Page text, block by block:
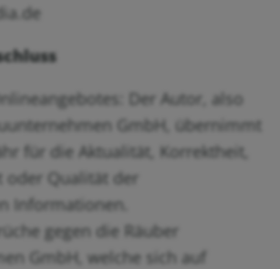
Der Autor, also
GmbH, übernimmt
für die Aktualität, Korrektheit,
oder Qualität der
Informationen.
gegen die Räuber
GmbH, welche sich auf